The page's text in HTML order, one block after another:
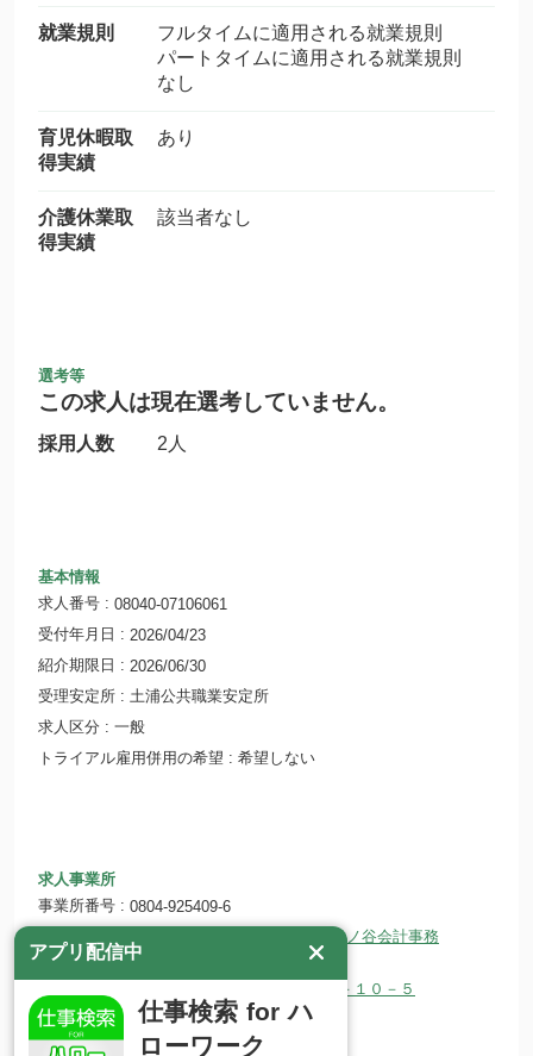
就業規則
フルタイムに適用される就業規則
パートタイムに適用される就業規則
なし
育児休暇取
得実績
あり
介護休業取
得実績
該当者なし
選考等
この求人は現在選考していません。
採用人数 2人
基本情報
求人番号
08040-07106061
受付年月日
2026/04/23
紹介期限日
2026/06/30
受理安定所
土浦公共職業安定所
求人区分
一般
トライアル雇用併用の希望
希望しない
求人事業所
事業所番号
0804-925409-6
事業所名
税理士法人日本会計グループ久保ノ谷会計事務
所
〒305-0035 茨城県つくば市松代２－１０－５
ホームページ
アプリ配信中
仕事検索 for ハ
ローワーク